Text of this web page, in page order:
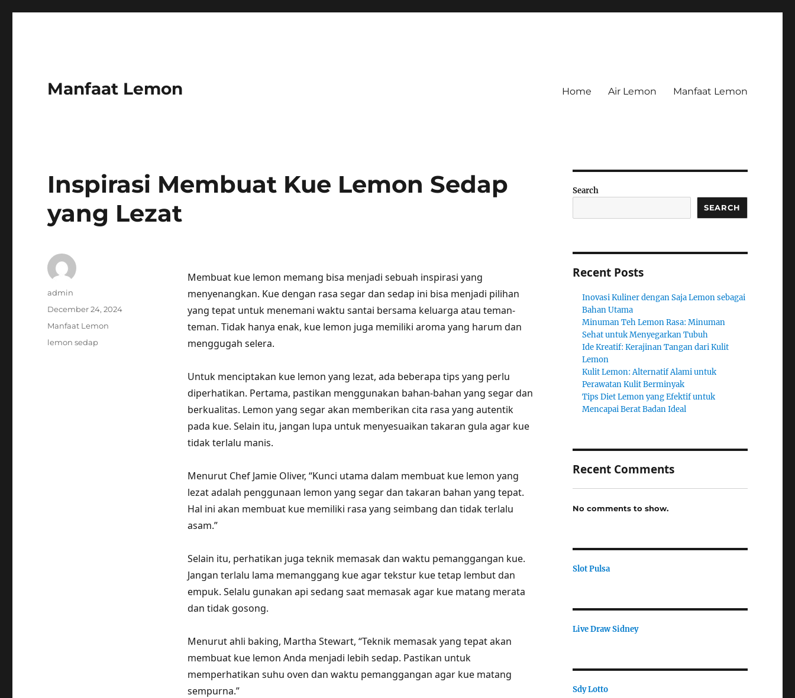
Manfaat Lemon Home Air Lemon Manfaat Lemon
Inspirasi Membuat Kue Lemon Sedap
yang Lezat
Membuat kue lemon memang bisa menjadi sebuah inspirasi yang
menyenangkan. Kue dengan rasa segar dan sedap ini bisa menjadi pilihan
yang tepat untuk menemani waktu santai bersama keluarga atau teman-
teman. Tidak hanya enak, kue lemon juga memiliki aroma yang harum dan
menggugah selera.
Untuk menciptakan kue lemon yang lezat, ada beberapa tips yang perlu
diperhatikan. Pertama, pastikan menggunakan bahan-bahan yang segar dan
berkualitas. Lemon yang segar akan memberikan cita rasa yang autentik
pada kue. Selain itu, jangan lupa untuk menyesuaikan takaran gula agar kue
tidak terlalu manis.
Menurut Chef Jamie Oliver, “Kunci utama dalam membuat kue lemon yang
lezat adalah penggunaan lemon yang segar dan takaran bahan yang tepat.
Hal ini akan membuat kue memiliki rasa yang seimbang dan tidak terlalu
asam.”
Selain itu, perhatikan juga teknik memasak dan waktu pemanggangan kue.
Jangan terlalu lama memanggang kue agar tekstur kue tetap lembut dan
empuk. Selalu gunakan api sedang saat memasak agar kue matang merata
dan tidak gosong.
Menurut ahli baking, Martha Stewart, “Teknik memasak yang tepat akan
membuat kue lemon Anda menjadi lebih sedap. Pastikan untuk
memperhatikan suhu oven dan waktu pemanggangan agar kue matang
sempurna.”
Author
admin
Posted
December 24, 2024
Categories
Manfaat Lemon
Tags
lemon sedap
Search
SEARCH
Recent Posts
Inovasi Kuliner dengan Saja Lemon sebagai
Bahan Utama
Minuman Teh Lemon Rasa: Minuman
Sehat untuk Menyegarkan Tubuh
Ide Kreatif: Kerajinan Tangan dari Kulit
Lemon
Kulit Lemon: Alternatif Alami untuk
Perawatan Kulit Berminyak
Tips Diet Lemon yang Efektif untuk
Mencapai Berat Badan Ideal
Recent Comments
No comments to show.
Slot Pulsa
Live Draw Sidney
Sdy Lotto